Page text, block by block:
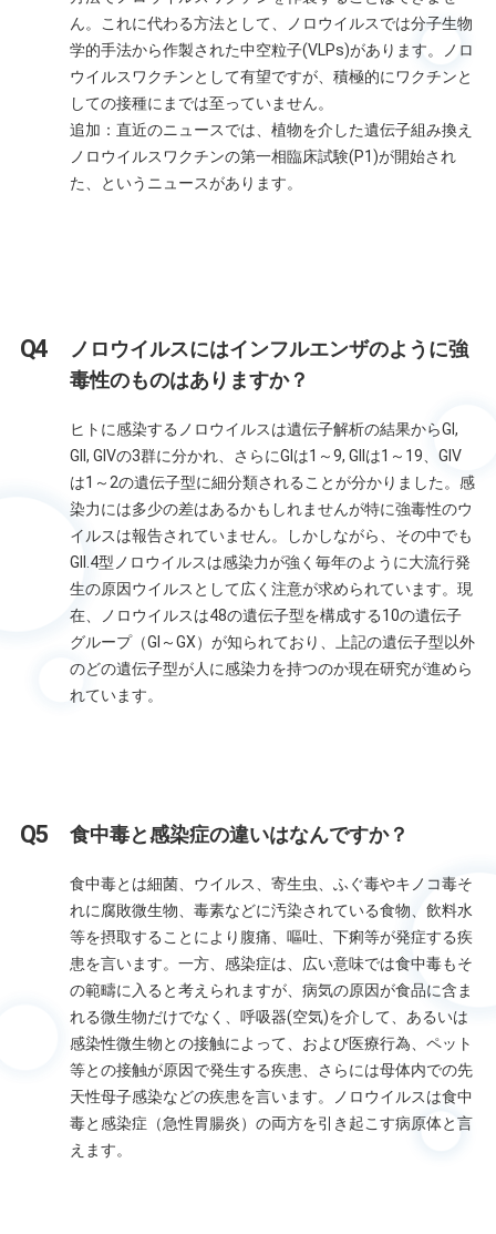
ん。これに代わる方法として、ノロウイルスでは分子生物
学的手法から作製された中空粒子(VLPs)があります。ノロ
ウイルスワクチンとして有望ですが、積極的にワクチンと
しての接種にまでは至っていません。
追加：直近のニュースでは、植物を介した遺伝子組み換え
ノロウイルスワクチンの第一相臨床試験(P1)が開始され
た、というニュースがあります。
ノロウイルスにはインフルエンザのように強
毒性のものはありますか？
ヒトに感染するノロウイルスは遺伝子解析の結果からGI,
GII, GIVの3群に分かれ、さらにGIは1～9, GIIは1～19、GIV
は1～2の遺伝子型に細分類されることが分かりました。感
染力には多少の差はあるかもしれませんが特に強毒性のウ
イルスは報告されていません。しかしながら、その中でも
GII.4型ノロウイルスは感染力が強く毎年のように大流行発
生の原因ウイルスとして広く注意が求められています。現
在、ノロウイルスは48の遺伝子型を構成する10の遺伝子
グループ（GI～GX）が知られており、上記の遺伝子型以外
のどの遺伝子型が人に感染力を持つのか現在研究が進めら
れています。
食中毒と感染症の違いはなんですか？
食中毒とは細菌、ウイルス、寄生虫、ふぐ毒やキノコ毒そ
れに腐敗微生物、毒素などに汚染されている食物、飲料水
等を摂取することにより腹痛、嘔吐、下痢等が発症する疾
患を言います。一方、感染症は、広い意味では食中毒もそ
の範疇に入ると考えられますが、病気の原因が食品に含ま
れる微生物だけでなく、呼吸器(空気)を介して、あるいは
感染性微生物との接触によって、および医療行為、ペット
等との接触が原因で発生する疾患、さらには母体内での先
天性母子感染などの疾患を言います。ノロウイルスは食中
毒と感染症（急性胃腸炎）の両方を引き起こす病原体と言
えます。